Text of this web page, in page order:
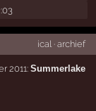
ical· archief
2011:Summerlake